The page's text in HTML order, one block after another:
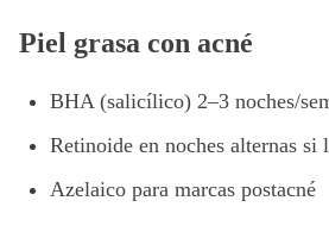
Piel grasa con acné
BHA (salicílico) 2–3 noches/
Retinoide en noches alternas si
Azelaico para marcas postacné